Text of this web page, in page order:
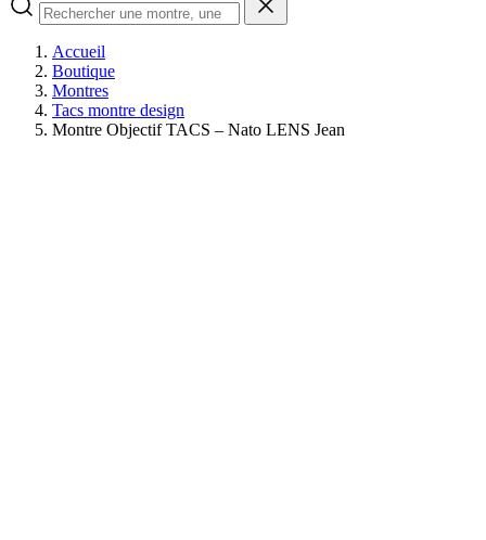
Accueil
Boutique
Montres
Tacs montre design
Montre Objectif TACS – Nato LENS Jean